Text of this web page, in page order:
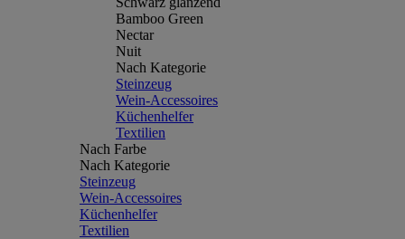
Bamboo Green
Nectar
Nuit
Nach Kategorie
Steinzeug
Wein-Accessoires
Küchenhelfer
Textilien
Nach Farbe
Nach Kategorie
Steinzeug
Wein-Accessoires
Küchenhelfer
Textilien